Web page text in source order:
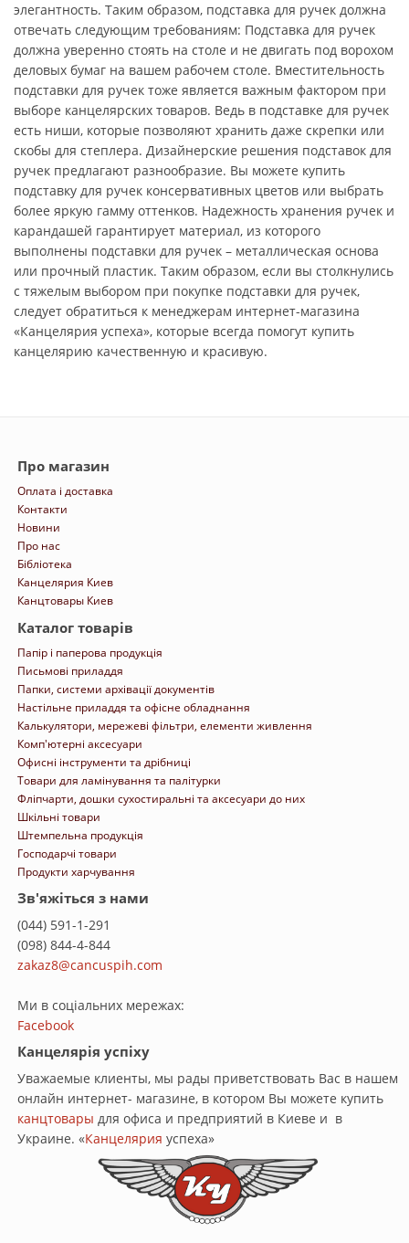
элегантность. Таким образом, подставка для ручек должна
отвечать следующим требованиям: Подставка для ручек
должна уверенно стоять на столе и не двигать под ворохом
деловых бумаг на вашем рабочем столе. Вместительность
подставки для ручек тоже является важным фактором при
выборе канцелярских товаров. Ведь в подставке для ручек
есть ниши, которые позволяют хранить даже скрепки или
скобы для степлера. Дизайнерские решения подставок для
ручек предлагают разнообразие. Вы можете купить
подставку для ручек консервативных цветов или выбрать
более яркую гамму оттенков. Надежность хранения ручек и
карандашей гарантирует материал, из которого
выполнены подставки для ручек – металлическая основа
или прочный пластик. Таким образом, если вы столкнулись
с тяжелым выбором при покупке подставки для ручек,
следует обратиться к менеджерам интернет-магазина
«Канцелярия успеха», которые всегда помогут купить
канцелярию качественную и красивую.
Про магазин
Оплата і доставка
Контакти
Новини
Про нас
Бібліотека
Канцелярия Киев
Канцтовары Киев
Каталог товарів
Папір і паперова продукція
Письмові приладдя
Папки, системи архівації документів
Настільне приладдя та офісне обладнання
Калькулятори, мережеві фільтри, елементи живлення
Комп'ютерні аксесуари
Офисні інструменти та дрібниці
Товари для ламінування та палітурки
Фліпчарти, дошки сухостиральні та аксесуари до них
Шкільні товари
Штемпельна продукція
Господарчі товари
Продукти харчування
Зв'яжіться з нами
(044) 591-1-291
(098) 844-4-844
zakaz8@cancuspih.com
Ми в соціальних мережах:
Facebook
Канцелярія успіху
Уважаемые клиенты, мы рады приветствовать Вас в нашем
онлайн интернет- магазине, в котором Вы можете купить
канцтовары для офиса и предприятий в Киеве и в
Украине. «Канцелярия успеха»